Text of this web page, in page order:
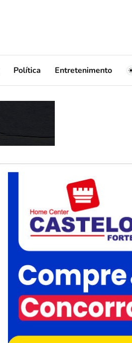
Política Entretenimento